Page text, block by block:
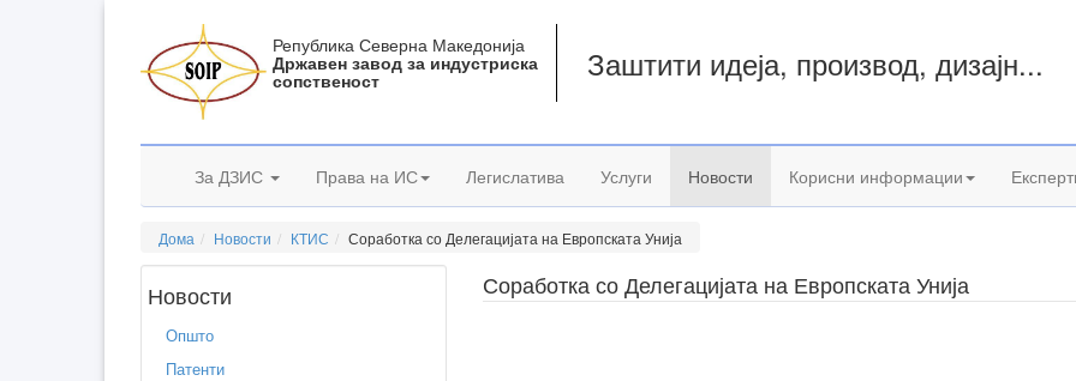
Република Северна Македонија
Државен завод за индустриска
сопственост Заштити идеја, производ, дизајн...
За ДЗИС Права на ИС Легислатива Услуги Новости Корисни информации
Дома Новости КТИС Соработка со Делегацијата на Европската Унија
Новости
Општо
Патенти
Соработка со Делегацијата на Европската Унија